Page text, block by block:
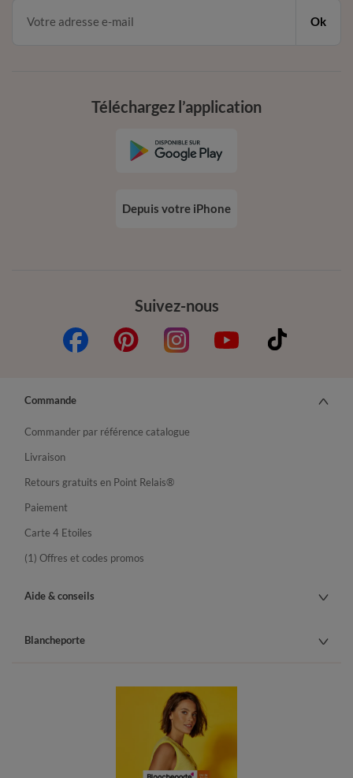
Ok
Suivez-nous
Téléchargez l’application
Depuis votre iPhone
Commande
Commander par référence catalogue
Livraison
Retours gratuits en Point Relais®
Paiement
Carte 4 Etoiles
(1) Offres et codes promos
Aide & conseils
Blancheporte